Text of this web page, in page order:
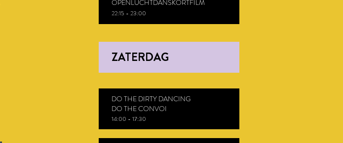
OPENLUCHTDANSKORTFILM
22:15 - 23:00
ZATERDAG
DO THE DIRTY DANCING
DO THE CONVOI
14:00 - 17:30